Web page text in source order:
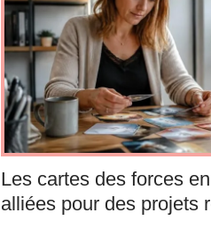
Les cartes des forces
alliées pour des projets